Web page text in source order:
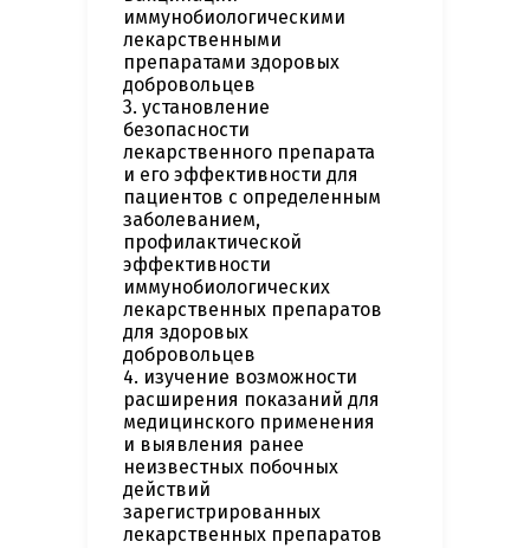
иммунобиологическими
лекарственными
препаратами здоровых
добровольцев
3. установление
безопасности
лекарственного препарата
и его эффективности для
пациентов с определенным
заболеванием,
профилактической
эффективности
иммунобиологических
лекарственных препаратов
для здоровых
добровольцев
4. изучение возможности
расширения показаний для
медицинского применения
и выявления ранее
неизвестных побочных
действий
зарегистрированных
лекарственных препаратов